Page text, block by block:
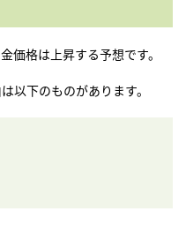
価格は上昇する予想です。
以下のものがあります。